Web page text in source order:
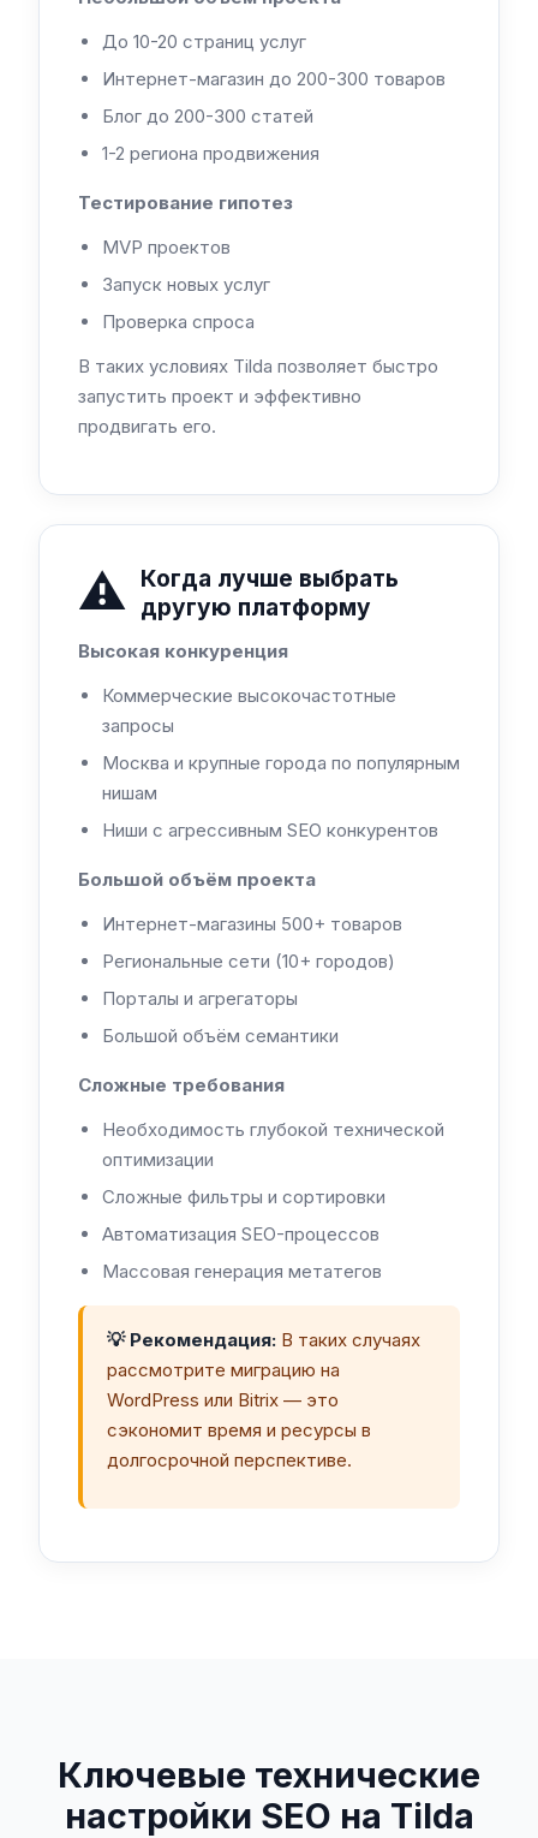
До 10-20 страниц услуг
Интернет-магазин до 200-300 товаров
Блог до 200-300 статей
1-2 региона продвижения
Тестирование гипотез
MVP проектов
Запуск новых услуг
Проверка спроса
В таких условиях Tilda позволяет быстро
запустить проект и эффективно
продвигать его.
⚠️ Когда лучше выбрать
другую платформу
Высокая конкуренция
Коммерческие высокочастотные
запросы
Москва и крупные города по популярным
нишам
Ниши с агрессивным SEO конкурентов
Большой объём проекта
Интернет-магазины 500+ товаров
Региональные сети (10+ городов)
Порталы и агрегаторы
Большой объём семантики
Сложные требования
Необходимость глубокой технической
оптимизации
Сложные фильтры и сортировки
Автоматизация SEO-процессов
Массовая генерация метатегов
💡 Рекомендация: В таких случаях
рассмотрите миграцию на
WordPress или Bitrix — это
сэкономит время и ресурсы в
долгосрочной перспективе.
Ключевые технические
настройки SEO на Tilda